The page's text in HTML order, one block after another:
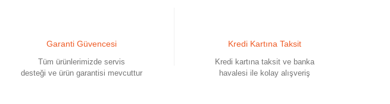
Garanti Güvencesi
Tüm ürünlerimizde servis
desteği ve ürün garantisi mevcuttur
Kredi Kartına Taksit
Kredi kartına taksit ve banka
havalesi ile kolay alışveriş